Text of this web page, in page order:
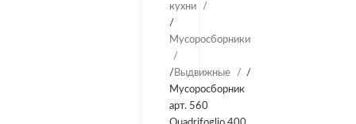
кухни
/
Мусоросборники
/ Выдвижные
/
Мусоросборник
арт. 560